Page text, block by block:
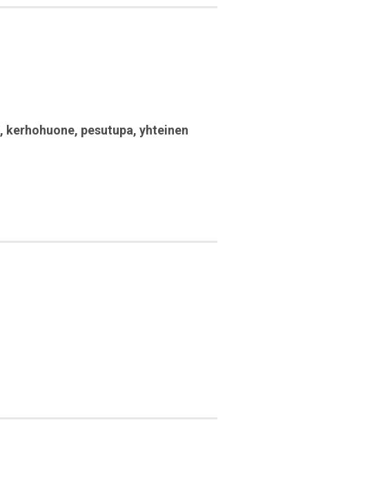
, kerhohuone, pesutupa, yhteinen